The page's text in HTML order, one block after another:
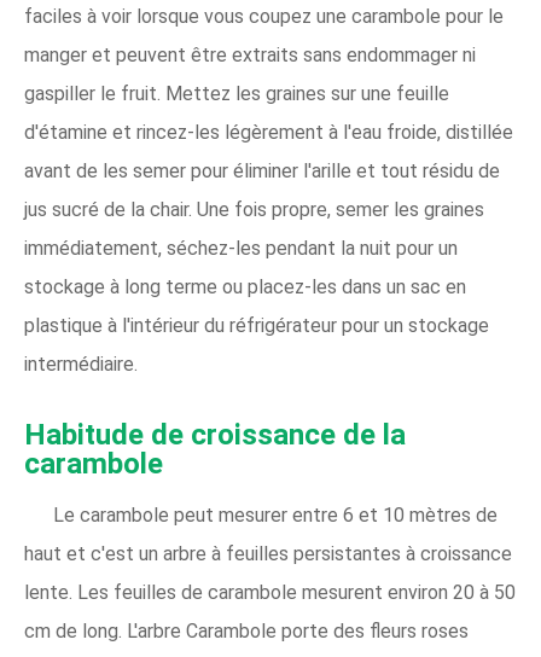
faciles à voir lorsque vous coupez une carambole pour le
manger et peuvent être extraits sans endommager ni
gaspiller le fruit. Mettez les graines sur une feuille
d'étamine et rincez-les légèrement à l'eau froide, distillée
avant de les semer pour éliminer l'arille et tout résidu de
jus sucré de la chair. Une fois propre, semer les graines
immédiatement, séchez-les pendant la nuit pour un
stockage à long terme ou placez-les dans un sac en
plastique à l'intérieur du réfrigérateur pour un stockage
intermédiaire.
Habitude de croissance de la
carambole
Le carambole peut mesurer entre 6 et 10 mètres de
haut et c'est un arbre à feuilles persistantes à croissance
lente. Les feuilles de carambole mesurent environ 20 à 50
cm de long. L'arbre Carambole porte des fleurs roses